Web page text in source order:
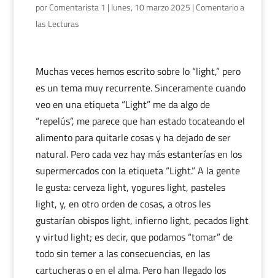
porComentarista 1 | lunes, 10 marzo 2025 |Comentario a
las Lecturas
Muchas veces hemos escrito sobre lo “light,” pero
es un tema muy recurrente. Sinceramente cuando
veo en una etiqueta “Light” me da algo de
“repelús”, me parece que han estado tocateando el
alimento para quitarle cosas y ha dejado de ser
natural. Pero cada vez hay más estanterías en los
supermercados con la etiqueta “Light.” A la gente
le gusta: cerveza light, yogures light, pasteles
light, y, en otro orden de cosas, a otros les
gustarían obispos light, infierno light, pecados light
y virtud light; es decir, que podamos “tomar” de
todo sin temer a las consecuencias, en las
cartucheras o en el alma. Pero han llegado los